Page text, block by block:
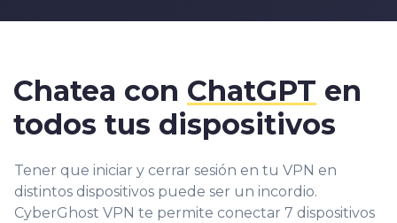
Chatea con ChatGPT en
todos tus dispositivos
Tener que iniciar y cerrar sesión en tu VPN en
distintos dispositivos puede ser un incordio.
CyberGhost VPN te permite conectar 7 dispositivos